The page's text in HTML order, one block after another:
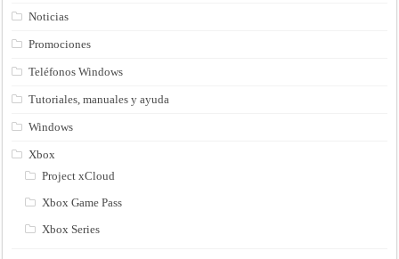
Noticias
Promociones
Teléfonos Windows
Tutoriales, manuales y ayuda
Windows
Xbox
Project xCloud
Xbox Game Pass
Xbox Series